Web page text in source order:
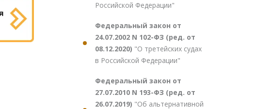
Российской Федерации"
Федеральный закон от
24.07.2002 N 102-ФЗ (ред. от
08.12.2020) "О третейских судах
в Российской Федерации"
Федеральный закон от
27.07.2010 N 193-ФЗ (ред. от
26.07.2019) "Об альтернативной